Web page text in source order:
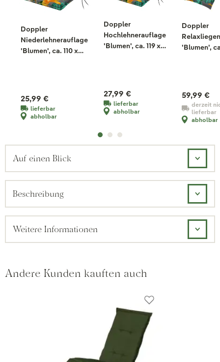
Doppler
Niederlehnerauflage
'Blumen', ca. 110 x
25,99 €
lieferbar
abholbar
Doppler
Hochlehnerauflage
'Blumen', ca. 119 x
27,99 €
lieferbar
abholbar
Doppler
'Blumen',
59,99 €
derzeit
lieferbar
abholbar
Auf einen Blick
Beschreibung
Weitere Informationen
Andere Kunden kauften auch